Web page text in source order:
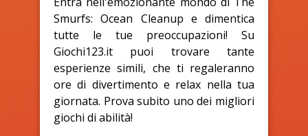
Smurfs: Ocean Cleanup e dimentica
tutte le tue preoccupazioni! Su
Giochi123.it puoi trovare tante
esperienze simili, che ti regaleranno
ore di divertimento e relax nella tua
giornata. Prova subito uno dei migliori
giochi di abilità!